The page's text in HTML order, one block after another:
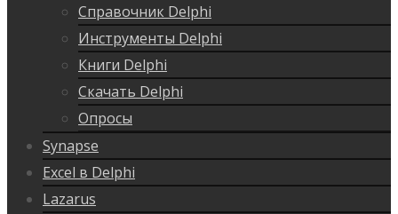
Справочник Delphi
Инструменты Delphi
Книги Delphi
Скачать Delphi
Опросы
Synapse
Excel в Delphi
Lazarus